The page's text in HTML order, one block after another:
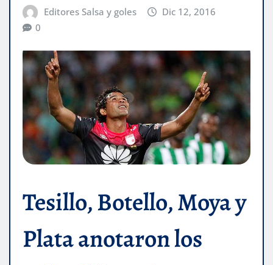
Editores Salsa y goles
Dic 12, 2016
0
Tesillo, Botello, Moya y
Plata anotaron los